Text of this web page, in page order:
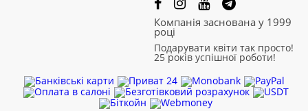
Компанія заснована у 1999
році
Подарувати квіти так просто!
25 років успішної роботи!